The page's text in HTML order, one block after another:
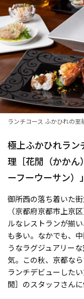
ランチコース ふかひれの
極上ふかひれラン
理［花閒（かかん
ーフーウーサン）
御所西の落ち着いた
（京都府京都市上京
ルなレストランが揃
も多い。なかでも、
うなラグジュアリー
気。この秋、京都な
ランチデビューした
閒］のスタッフさんに